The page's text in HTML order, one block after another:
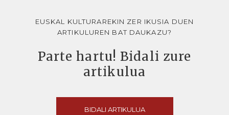
EUSKAL KULTURAREKIN ZER IKUSIA DUEN
ARTIKULUREN BAT DAUKAZU?
Parte hartu! Bidali zure
artikulua
BIDALI ARTIKULUA